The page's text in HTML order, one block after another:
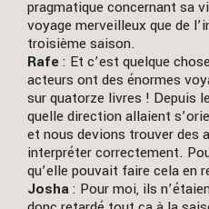
pragmatique concernant sa
voyage merveilleux que de
troisième saison.
Rafe: Et c’est quelque
acteurs ont des énormes
sur quatorze livres ! Depuis
quelle direction allaient
et nous devions trouver des
interpréter correctement.
qu’elle pouvait faire cela en
Josha: Pour moi, ils